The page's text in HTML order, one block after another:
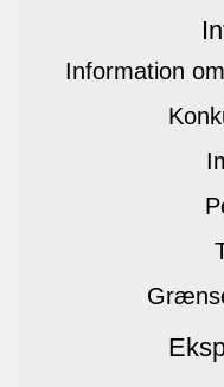
Information